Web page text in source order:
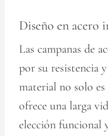
Diseño en acero
Las campanas de
por su resistencia
material no solo
ofrece una larga
elección funcional